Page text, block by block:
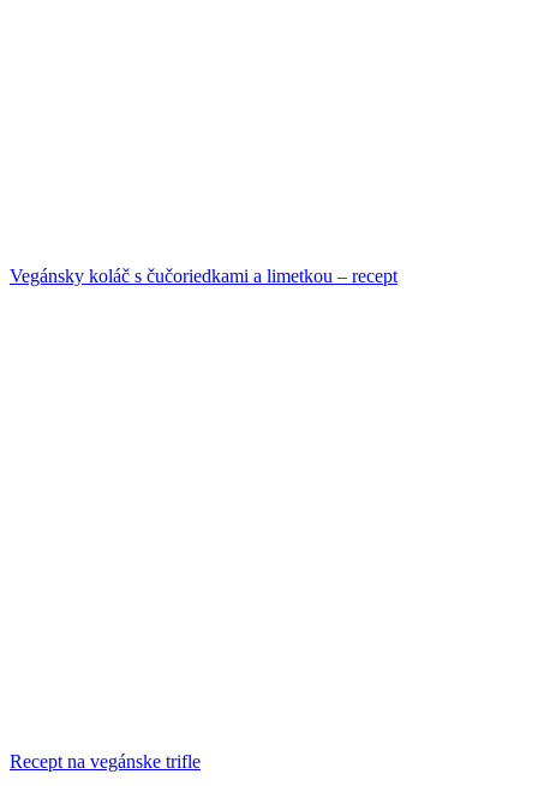
Vegánsky koláč s čučoriedkami a limetkou – recept
Recept na vegánske trifle